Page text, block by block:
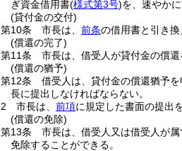
ぎ資金借用書(様式第3号)を、速やか
(貸付金の交付)
第10条
市長は、 前条の借用書と引き換
(償還の完了)
第11条
市長は、借受人が貸付金の償
(償還の猶予)
第12条
借受人は、貸付金の償還猶予
長に提出しなければならない。
2
市長は、 前項に規定した書面の提出
(償還の免除)
第13条
市長は、借受人又は借受人が
免除することができる。